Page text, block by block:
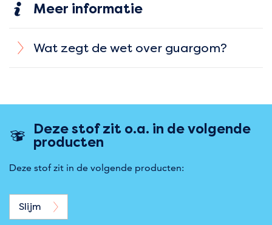
Meer informatie
Wat zegt de wet over guargom?
Deze stof zit o.a. in de volgende
producten
Deze stof zit in de volgende producten:
Slijm